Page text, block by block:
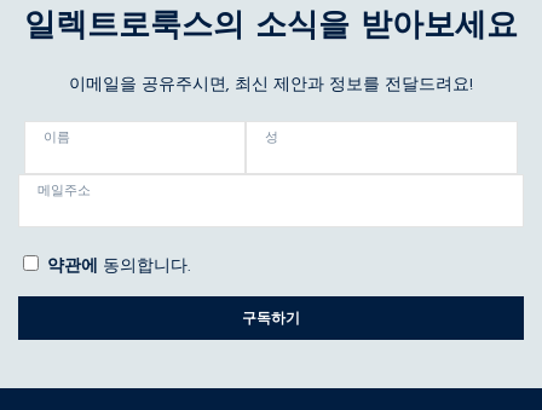
일렉트로룩스의 소식을 받아보세요
이메일을 공유주시면, 최신 제안과 정보를 전달드려요!
이름 성
메일주소
약관에 동의합니다.
구독하기